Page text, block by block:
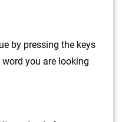
by pressing the keys
you are looking